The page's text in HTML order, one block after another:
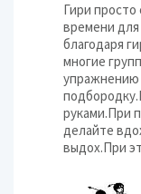
Гири
времени
благодаря
многие
упражнению
руками.При
делайте
выдох.При